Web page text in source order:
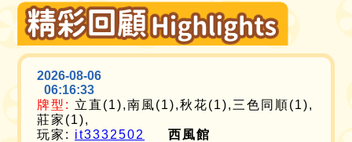
2026-08-06
06:16:33
牌型: 立直(1),南風(1),秋花(1),三色同順(1),
莊家(1),
玩家: it3332502 西風館